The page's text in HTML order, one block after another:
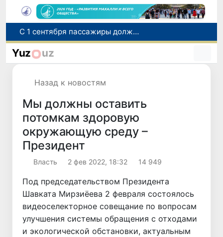
В Сурхандарье пресечена деятельность подпольной группы, планировавшей теракты и выезд в Сирию
Yuz uz
Назад к новостям
Мы должны оставить
потомкам здоровую
окружающую среду –
Президент
Власть 2 фев 2022, 18:32 14 949
Под председательством Президента
Шавката Мирзиёева 2 февраля состоялось
видеоселекторное совещание по вопросам
улучшения системы обращения с отходами
и экологической обстановки, актуальным